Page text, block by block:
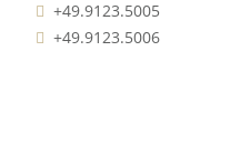
+49.9123.5005
+49.9123.5006